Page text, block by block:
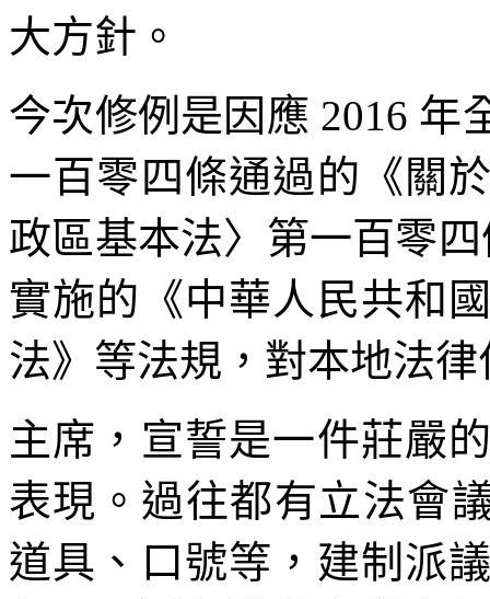
大方針。
今次修例是因應 2016 年
一百零四條通過的《關
政區基本法〉第一百零
實施的《中華人民共和
法》等法規，對本地法
主席，宣誓是一件莊嚴
表現。過往都有立法會
道具、口號等，建制派